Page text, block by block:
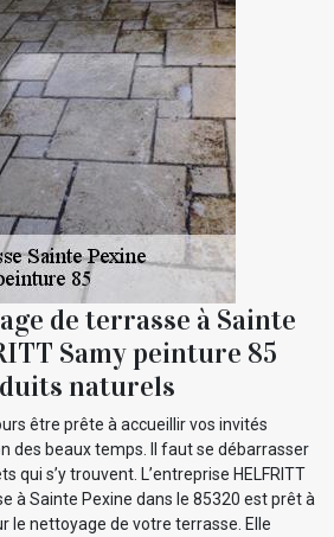
de terrasse à Sainte
Samy peinture 85
naturels
être prête à accueillir vos invités
des beaux temps. Il faut se débarrasser
qui s’y trouvent. L’entreprise HELFRITT
à Sainte Pexine dans le 85320 est prêt à
le nettoyage de votre terrasse. Elle